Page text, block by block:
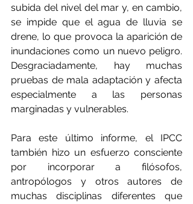
subida del nivel del mar y, en cambio,
se impide que el agua de lluvia se
drene, lo que provoca la aparición de
inundaciones como un nuevo peligro.
Desgraciadamente, hay muchas
pruebas de mala adaptación y afecta
especialmente a las personas
marginadas y vulnerables.
Para este último informe, el IPCC
también hizo un esfuerzo consciente
por incorporar a filósofos,
antropólogos y otros autores de
muchas disciplinas diferentes que